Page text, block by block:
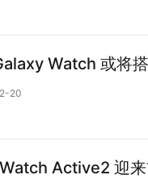
Watch 或将
20
Active2 迎